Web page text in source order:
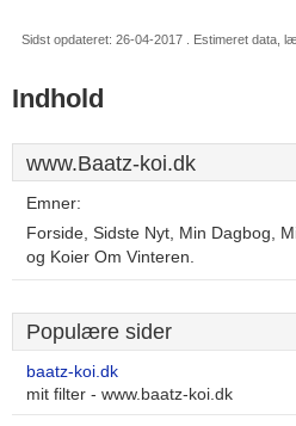
Sidst opdateret: 26-04-2017 . Estimeret data,
Indhold
www.Baatz-koi.dk
Emner:
Forside, Sidste Nyt, Min Dagbog,
og Koier Om Vinteren.
Populære sider
baatz-koi.dk
mit filter - www.baatz-koi.dk